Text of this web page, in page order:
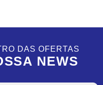
DAS OFERTAS
NEWS